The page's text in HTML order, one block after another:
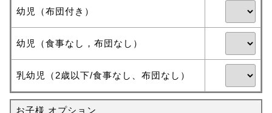
幼児（布団付き）
幼児（食事なし，布団なし）
乳幼児（2歳以下/食事なし、布団なし）
お子様 オプション